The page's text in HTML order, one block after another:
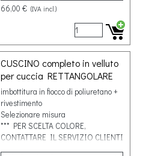
66,00 € (IVA incl.)
CUSCINO completo in velluto
per cuccia RETTANGOLARE
imbottitura in fiocco di poliuretano +
rivestimento
Selezionare misura
*** PER SCELTA COLORE,
CONTATTARE IL SERVIZIO CLIENTI